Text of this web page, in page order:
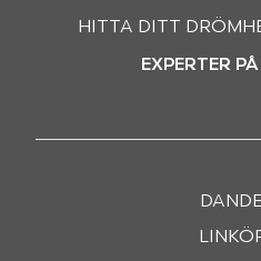
HITTA DITT
EXPERTER